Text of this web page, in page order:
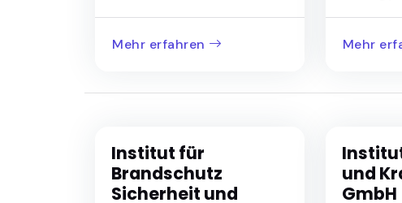
Mehr erfahren Mehr
Institut für
Brandschutz
Sicherheit und
und
GmbH